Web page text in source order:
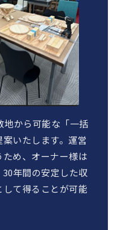
地から可能な「一括
いたします。運営
め、オーナー様は
年間の安定した収
て得ることが可能